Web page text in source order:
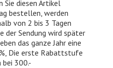
Sie diesen Artikel
bestellen, werden
von 2 bis 3 Tagen
der Sendung wird später
das ganze Jahr eine
Die erste Rabattstufe
300.-